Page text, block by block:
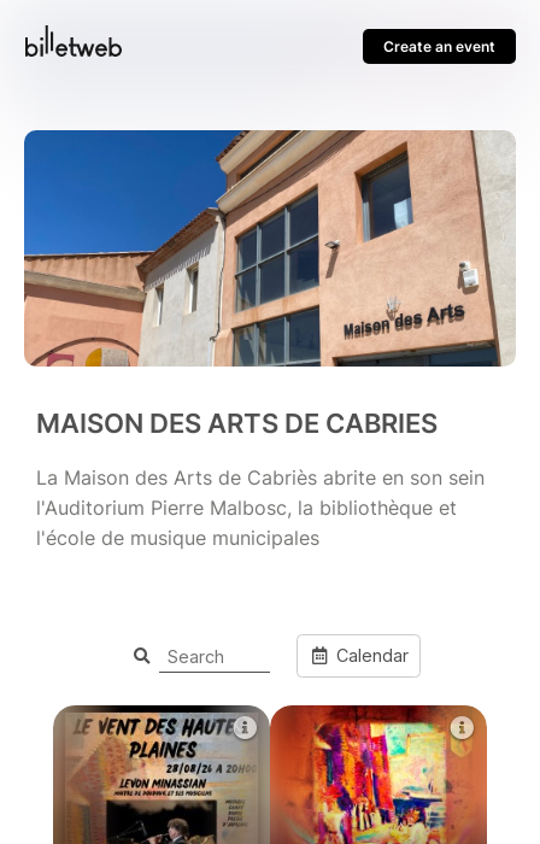
Create an event
MAISON DES ARTS DE CABRIES
La Maison des Arts de Cabriès abrite en son sein
l'Auditorium Pierre Malbosc, la bibliothèque et
l'école de musique municipales